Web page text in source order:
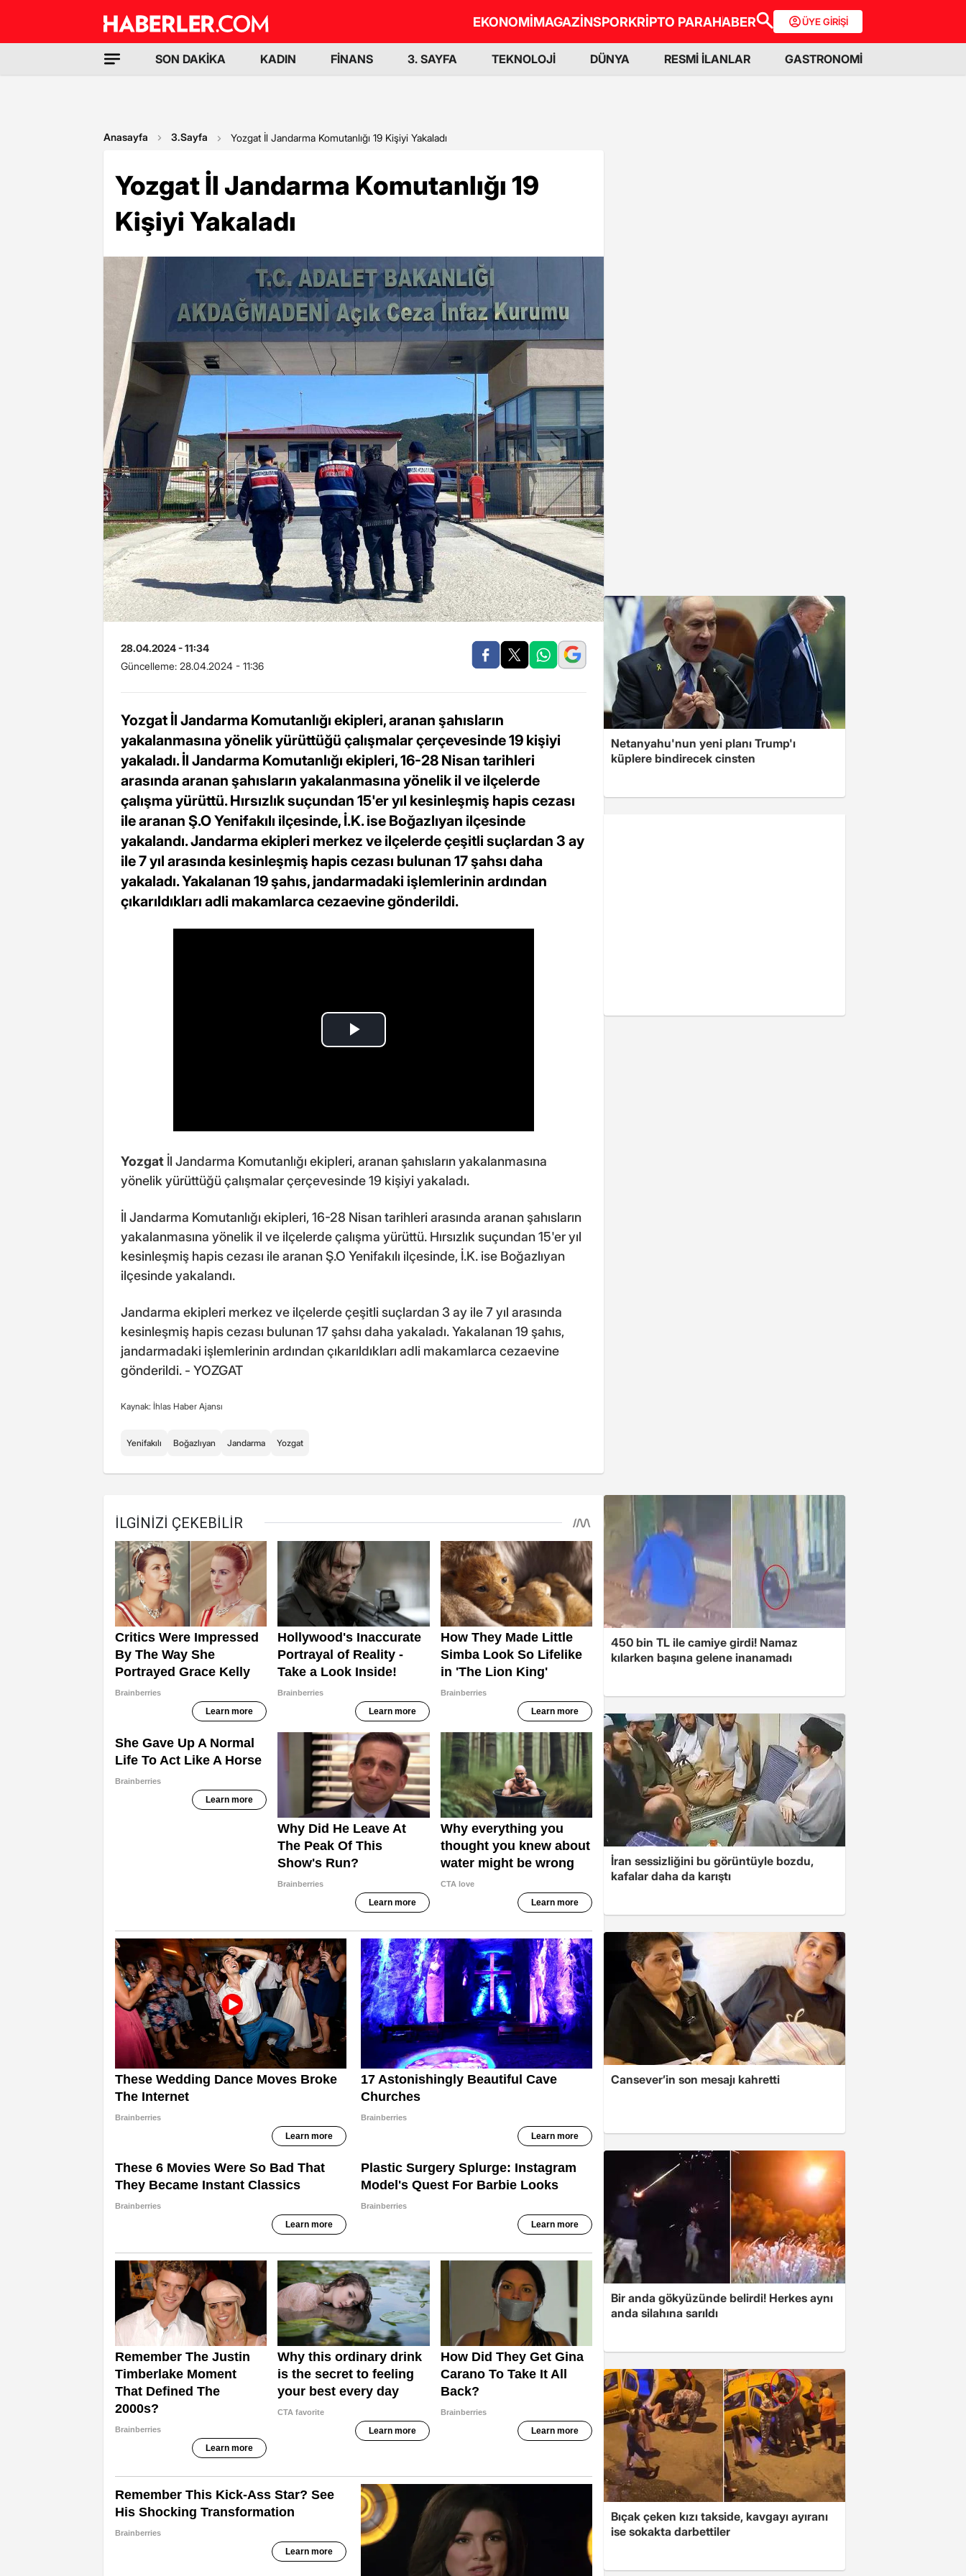
EKONOMİMAGAZİNSPORKRİPTO PARAHABER ÜYE GİRİŞİ
SON DAKİKA KADIN FİNANS 3. SAYFA TEKNOLOJİ DÜNYA RESMİ İLANLAR GASTRONOMİ
Anasayfa 3.Sayfa Yozgat İl Jandarma Komutanlığı 19 Kişiyi Yakaladı
Yozgat İl Jandarma Komutanlığı 19
Kişiyi Yakaladı
28.04.2024 - 11:34
Güncelleme: 28.04.2024 - 11:36
Yozgat İl Jandarma Komutanlığı ekipleri, aranan şahısların
yakalanmasına yönelik yürüttüğü çalışmalar çerçevesinde 19 kişiyi
yakaladı. İl Jandarma Komutanlığı ekipleri, 16-28 Nisan tarihleri
arasında aranan şahısların yakalanmasına yönelik il ve ilçelerde
çalışma yürüttü. Hırsızlık suçundan 15'er yıl kesinleşmiş hapis cezası
ile aranan Ş.O Yenifakılı ilçesinde, İ.K. ise Boğazlıyan ilçesinde
yakalandı. Jandarma ekipleri merkez ve ilçelerde çeşitli suçlardan 3 ay
ile 7 yıl arasında kesinleşmiş hapis cezası bulunan 17 şahsı daha
yakaladı. Yakalanan 19 şahıs, jandarmadaki işlemlerinin ardından
çıkarıldıkları adli makamlarca cezaevine gönderildi.
Yozgat İl Jandarma Komutanlığı ekipleri, aranan şahısların yakalanmasına
yönelik yürüttüğü çalışmalar çerçevesinde 19 kişiyi yakaladı.
İl Jandarma Komutanlığı ekipleri, 16-28 Nisan tarihleri arasında aranan şahısların
yakalanmasına yönelik il ve ilçelerde çalışma yürüttü. Hırsızlık suçundan 15'er yıl
kesinleşmiş hapis cezası ile aranan Ş.O Yenifakılı ilçesinde, İ.K. ise Boğazlıyan
ilçesinde yakalandı.
Jandarma ekipleri merkez ve ilçelerde çeşitli suçlardan 3 ay ile 7 yıl arasında
kesinleşmiş hapis cezası bulunan 17 şahsı daha yakaladı. Yakalanan 19 şahıs,
jandarmadaki işlemlerinin ardından çıkarıldıkları adli makamlarca cezaevine
gönderildi. - YOZGAT
Kaynak: İhlas Haber Ajansı
Yenifakılı Boğazlıyan Jandarma Yozgat
Netanyahu'nun yeni planı Trump'ı
küplere bindirecek cinsten
450 bin TL ile camiye girdi! Namaz
kılarken başına gelene inanamadı
İran sessizliğini bu görüntüyle bozdu,
kafalar daha da karıştı
Cansever’in son mesajı kahretti
Bir anda gökyüzünde belirdi! Herkes aynı
anda silahına sarıldı
Bıçak çeken kızı takside, kavgayı ayıranı
ise sokakta darbettiler